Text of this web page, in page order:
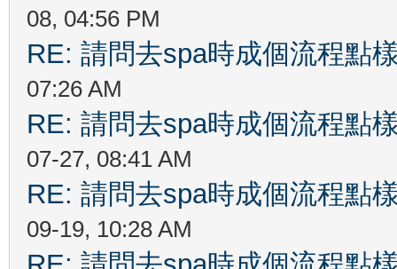
08, 04:56 PM
RE: 請問去spa時成個流程點
07:26 AM
RE: 請問去spa時成個流程點
07-27, 08:41 AM
RE: 請問去spa時成個流程點
09-19, 10:28 AM